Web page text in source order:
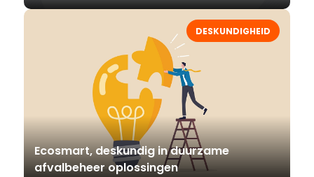
DESKUNDIGHEID
Ecosmart, deskundig in duurzame
afvalbeheer oplossingen